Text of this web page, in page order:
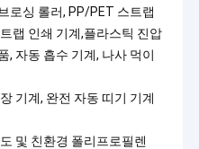
로싱 롤러, PP/PET 스트랩
랩 인쇄 기계,플라스틱 진압
, 자동 흡수 기계, 나사 먹이
기계, 완전 자동 띠기 기계
및 친환경 폴리프로필렌